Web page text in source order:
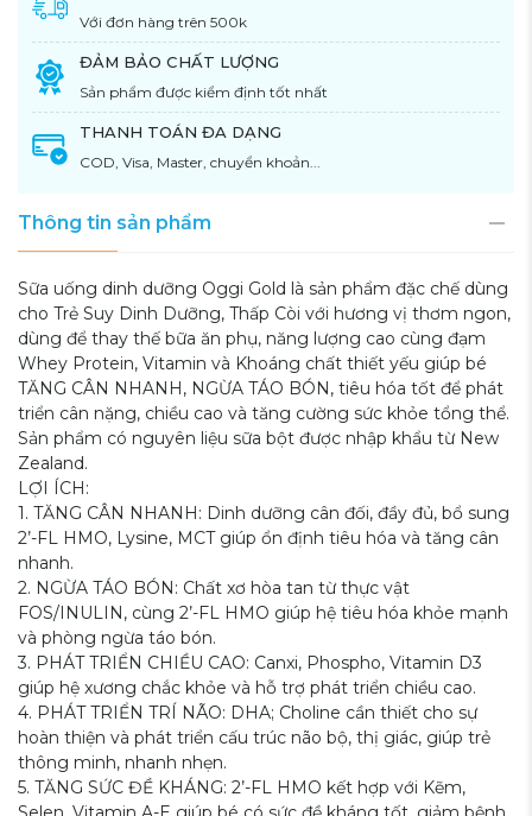
Với đơn hàng trên 500k
ĐẢM BẢO CHẤT LƯỢNG
Sản phẩm được kiểm định tốt nhất
THANH TOÁN ĐA DẠNG
COD, Visa, Master, chuyển khoản...
Thông tin sản phẩm
Sữa uống dinh dưỡng Oggi Gold là sản phẩm đặc chế dùng
cho Trẻ Suy Dinh Dưỡng, Thấp Còi với hương vị thơm ngon,
dùng để thay thế bữa ăn phụ, năng lượng cao cùng đạm
Whey Protein, Vitamin và Khoáng chất thiết yếu giúp bé
TĂNG CÂN NHANH, NGỪA TÁO BÓN, tiêu hóa tốt để phát
triển cân nặng, chiều cao và tăng cường sức khỏe tổng thể.
Sản phẩm có nguyên liệu sữa bột được nhập khẩu từ New
Zealand.
LỢI ÍCH:
1. TĂNG CÂN NHANH: Dinh dưỡng cân đối, đầy đủ, bổ sung
2’-FL HMO, Lysine, MCT giúp ổn định tiêu hóa và tăng cân
nhanh.
2. NGỪA TÁO BÓN: Chất xơ hòa tan từ thực vật
FOS/INULIN, cùng 2’-FL HMO giúp hệ tiêu hóa khỏe mạnh
và phòng ngừa táo bón.
3. PHÁT TRIỂN CHIỀU CAO: Canxi, Phospho, Vitamin D3
giúp hệ xương chắc khỏe và hỗ trợ phát triển chiều cao.
4. PHÁT TRIỂN TRÍ NÃO: DHA; Choline cần thiết cho sự
hoàn thiện và phát triển cấu trúc não bộ, thị giác, giúp trẻ
thông minh, nhanh nhẹn.
5. TĂNG SỨC ĐỀ KHÁNG: 2’-FL HMO kết hợp với Kẽm,